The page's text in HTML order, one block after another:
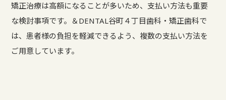
矯正治療は高額になることが多いため、支払い方法も重要
な検討事項です。＆DENTAL谷町４丁目歯科・矯正歯科で
は、患者様の負担を軽減できるよう、複数の支払い方法を
ご用意しています。